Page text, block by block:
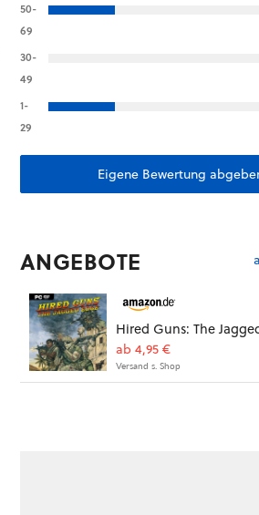
50-
69
30-
49
1-
29
Eigene Bewertung
ANGEBOTE
Hired Guns: The
ab 4,95 €
Versand s. Shop